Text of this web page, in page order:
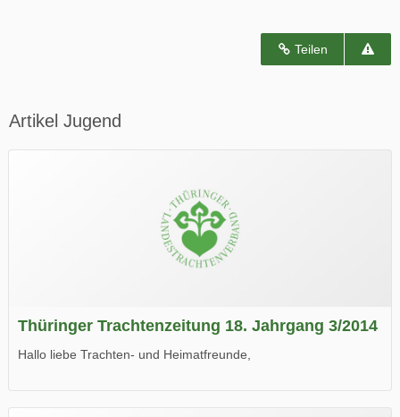
Teilen
Artikel Jugend
Thüringer Trachtenzeitung 18. Jahrgang 3/2014
Hallo liebe Trachten- und Heimatfreunde,
Wir wünschen Euch viel Spaß beim Lesen.